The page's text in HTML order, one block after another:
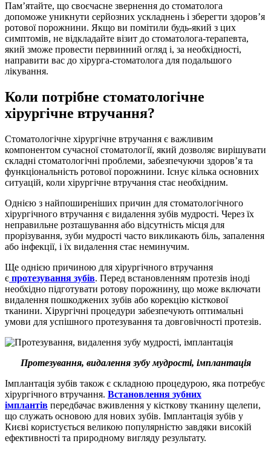
Пам’ятайте, що своєчасне звернення до стоматолога
допоможе уникнути серйозних ускладнень і зберегти здоров’я
ротової порожнини. Якщо ви помітили будь-який з цих
симптомів, не відкладайте візит до стоматолога-терапевта,
який зможе провести первинний огляд і, за необхідності,
направити вас до хірурга-стоматолога для подальшого
лікування.
Коли потрібне стоматологічне
хірургічне втручання?
Стоматологічне хірургічне втручання є важливим
компонентом сучасної стоматології, який дозволяє вирішувати
складні стоматологічні проблеми, забезпечуючи здоров’я та
функціональність ротової порожнини. Існує кілька основних
ситуацій, коли хірургічне втручання стає необхідним.
Однією з найпоширеніших причин для стоматологічного
хірургічного втручання є видалення зубів мудрості. Через їх
неправильне розташування або відсутність місця для
прорізування, зуби мудрості часто викликають біль, запалення
або інфекції, і їх видалення стає неминучим.
Ще однією причиною для хірургічного втручання
є протезування зубів. Перед встановленням протезів іноді
необхідно підготувати ротову порожнину, що може включати
видалення пошкоджених зубів або корекцію кісткової
тканини. Хірургічні процедури забезпечують оптимальні
умови для успішного протезування та довговічності протезів.
Протезування, видалення зубу мудрості, імплантація
Імплантація зубів також є складною процедурою, яка потребує
хірургічного втручання. Встановлення зубних
імплантів передбачає вживлення у кісткову тканину щелепи,
що служать основою для нових зубів. Імплантація зубів у
Києві користується великою популярністю завдяки високій
ефективності та природному вигляду результату.